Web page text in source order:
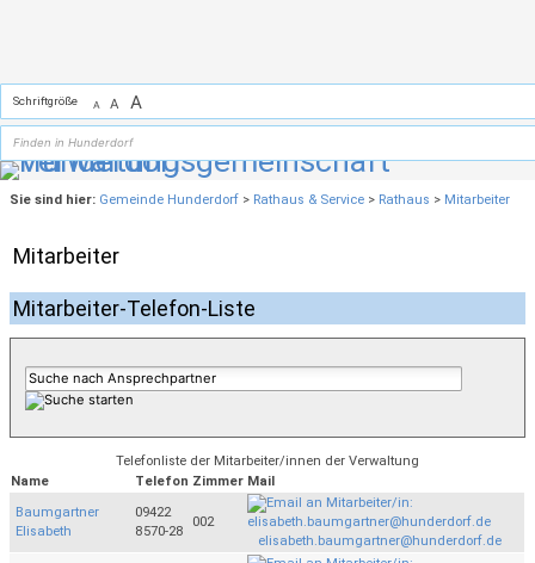
Schriftgröße A A A
Sie sind hier: Gemeinde Hunderdorf > Rathaus & Service > Rathaus > Mitarbeiter
Mitarbeiter
Mitarbeiter-Telefon-Liste
Telefonliste der Mitarbeiter/innen der Verwaltung
Name
Telefon Zimmer Mail
Baumgartner
Elisabeth
09422
8570-28
002
elisabeth.baumgartner@hunderdorf.de